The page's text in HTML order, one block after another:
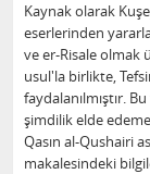
Kaynak olarak
eserlerinden
ve er-Risale olmak
usul'la birlikte,
faydalanılmıştır.
şimdilik elde
Qasın al-Qushairi
makalesindeki